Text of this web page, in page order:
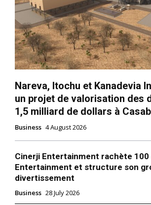
Nareva, Itochu et Kanadevia
un projet de valorisation des
1,5 milliard de dollars à
Business 4 August 2026
Cinerji Entertainment rachète 100
Entertainment et structure son
divertissement
Business 28 July 2026